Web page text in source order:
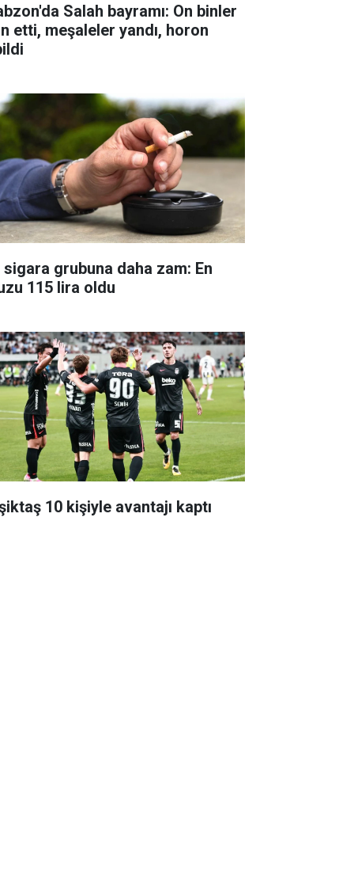
Salah bayramı: On binler
etti, meşaleler yandı, horon
grubuna daha zam: En
115 lira oldu
10 kişiyle avantajı kaptı